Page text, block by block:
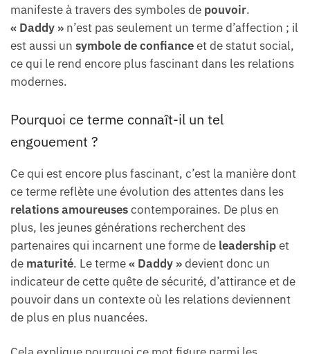
manifeste à travers des symboles de pouvoir.
« Daddy » n’est pas seulement un terme d’affection ; il
est aussi un symbole de confianceet de statut social,
ce qui le rend encore plus fascinant dans les relations
modernes.
Pourquoi ce terme connaît-il un tel
engouement ?
Ce qui est encore plus fascinant, c’est la manière dont
ce terme reflète une évolution des attentes dans les
relations amoureusescontemporaines. De plus en
plus, les jeunes générations recherchent des
partenaires qui incarnent une forme de leadershipet
de maturité. Le terme« Daddy »devient donc un
indicateur de cette quête de sécurité, d’attirance et de
pouvoir dans un contexte où les relations deviennent
de plus en plus nuancées.